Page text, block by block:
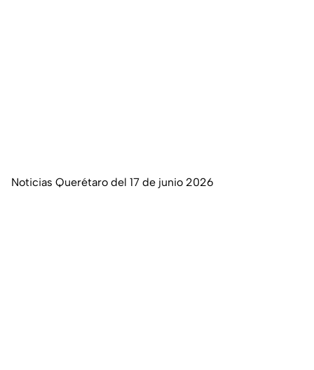
Noticias Querétaro del 17 de junio 2026